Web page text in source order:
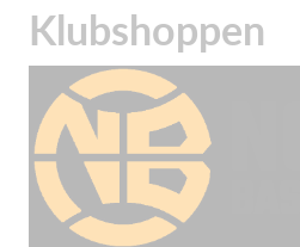
Klubshoppen